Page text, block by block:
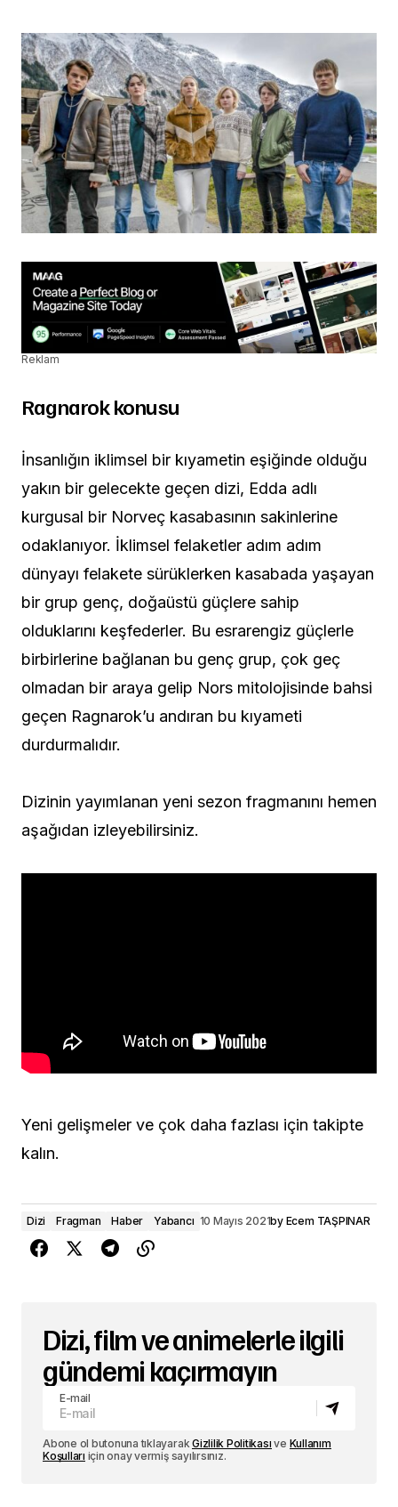
Reklam
Ragnarok konusu
İnsanlığın iklimsel bir kıyametin eşiğinde olduğu
yakın bir gelecekte geçen dizi, Edda adlı
kurgusal bir Norveç kasabasının sakinlerine
odaklanıyor. İklimsel felaketler adım adım
dünyayı felakete sürüklerken kasabada yaşayan
bir grup genç, doğaüstü güçlere sahip
olduklarını keşfederler. Bu esrarengiz güçlerle
birbirlerine bağlanan bu genç grup, çok geç
olmadan bir araya gelip Nors mitolojisinde bahsi
geçen Ragnarok’u andıran bu kıyameti
durdurmalıdır.
Dizinin yayımlanan yeni sezon fragmanını hemen
aşağıdan izleyebilirsiniz.
Yeni gelişmeler ve çok daha fazlası için takipte
kalın.
Dizi Fragman Haber Yabancı 10 Mayıs 2021by Ecem TAŞPINAR
Dizi, film ve animelerle ilgili
gündemi kaçırmayın
E-mail
Abone ol butonuna tıklayarakGizlilik Politikası ve Kullanım
Koşulları için onay vermiş sayılırsınız.